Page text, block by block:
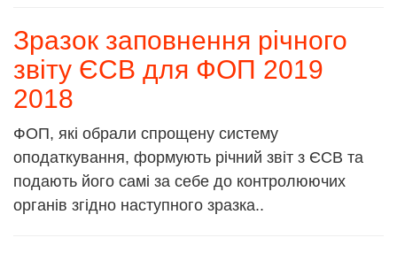
Зразок заповнення річного
звіту ЄСВ для ФОП 2019
2018
ФОП, які обрали спрощену систему
оподаткування, формують річний звіт з ЄСВ та
подають його самі за себе до контролюючих
органів згідно наступного зразка..